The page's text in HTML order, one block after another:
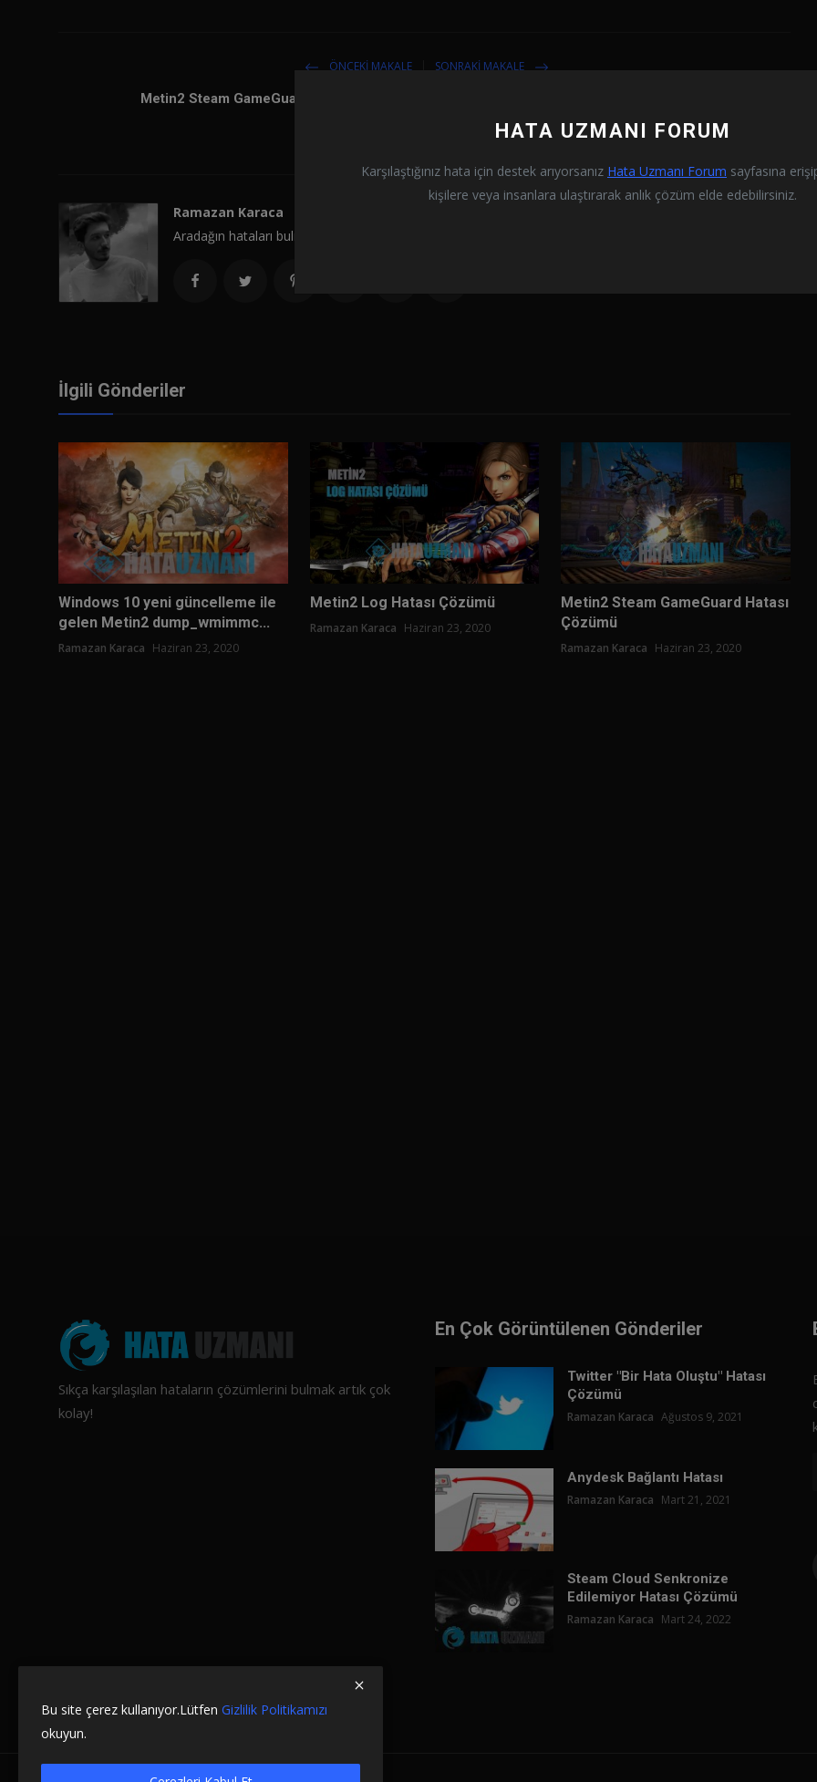
HATA UZMANI FORUM
Karşılaştığınız hata için destek arıyorsanız Hata Uzmanı Forum sayfasına
kişilere veya insanlara ulaştırarak anlık çözüm elde edebilirsiniz.
ÖNCEKI MAKALE
Metin2 Steam GameGuard Hatası Çözümü
SONRAKI MAKALE
Ramazan Karaca
Aradağın hataları bulman artık çok daha kolay!
İlgili Gönderiler
Windows 10 yeni güncelleme ile
gelen Metin2 dump_wmimmc...
Ramazan Karaca Haziran 23, 2020
Metin2 Log Hatası Çözümü
Ramazan Karaca Haziran 23, 2020
Metin2 Steam GameGuard Hatası
Çözümü
Ramazan Karaca Haziran 23, 2020
Sıkça karşılaşılan hataların çözümlerini bulmak artık çok
kolay!
En Çok Görüntülenen Gönderiler
Twitter "Bir Hata Oluştu" Hatası
Çözümü
Ramazan Karaca Ağustos 9, 2021
Anydesk Bağlantı Hatası
Ramazan Karaca Mart 21, 2021
Steam Cloud Senkronize
Edilemiyor Hatası Çözümü
Ramazan Karaca Mart 24, 2022
Bu site çerez kullanıyor.Lütfen Gizlilik Politikamızı
okuyun.